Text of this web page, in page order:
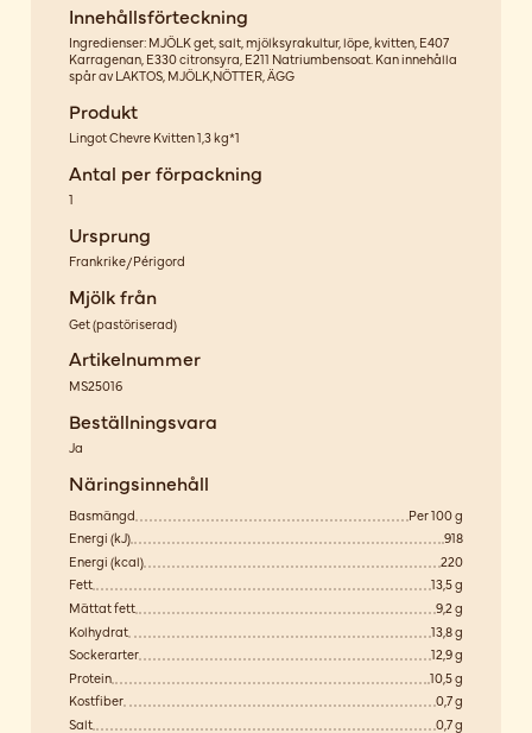
Innehållsförteckning
Ingredienser: MJÖLK get, salt, mjölksyrakultur, löpe, kvitten, E407
Karragenan, E330 citronsyra, E211 Natriumbensoat. Kan innehålla
spår av LAKTOS, MJÖLK,NÖTTER, ÄGG
Produkt
Lingot Chevre Kvitten 1,3 kg*1
Antal per förpackning
1
Ursprung
Frankrike/Périgord
Mjölk från
Get(pastöriserad)
Artikelnummer
MS25016
Beställningsvara
Ja
Näringsinnehåll
Basmängd
Per 100 g
Energi (kJ)
918
Energi (kcal)
220
Fett
13,5 g
Mättat fett
9,2 g
Kolhydrat
13,8 g
Sockerarter
12,9 g
Protein
10,5 g
Kostfiber
0,7 g
Salt
0,7 g